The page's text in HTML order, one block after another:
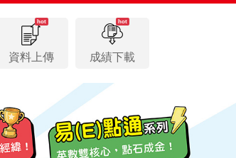
hot
資料上傳
hot
成績下載